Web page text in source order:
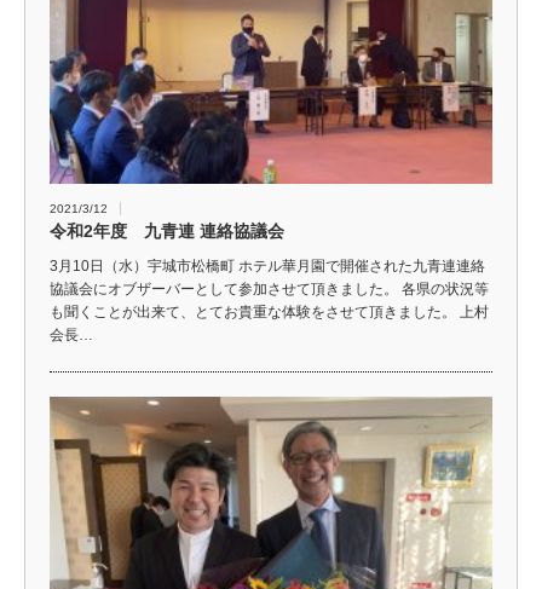
2021/3/12
令和2年度 九青連 連絡協議会
3月10日（水）宇城市松橋町 ホテル華月園で開催された九青連連絡
協議会にオブザーバーとして参加させて頂きました。 各県の状況等
も聞くことが出来て、とてお貴重な体験をさせて頂きました。 上村
会長…